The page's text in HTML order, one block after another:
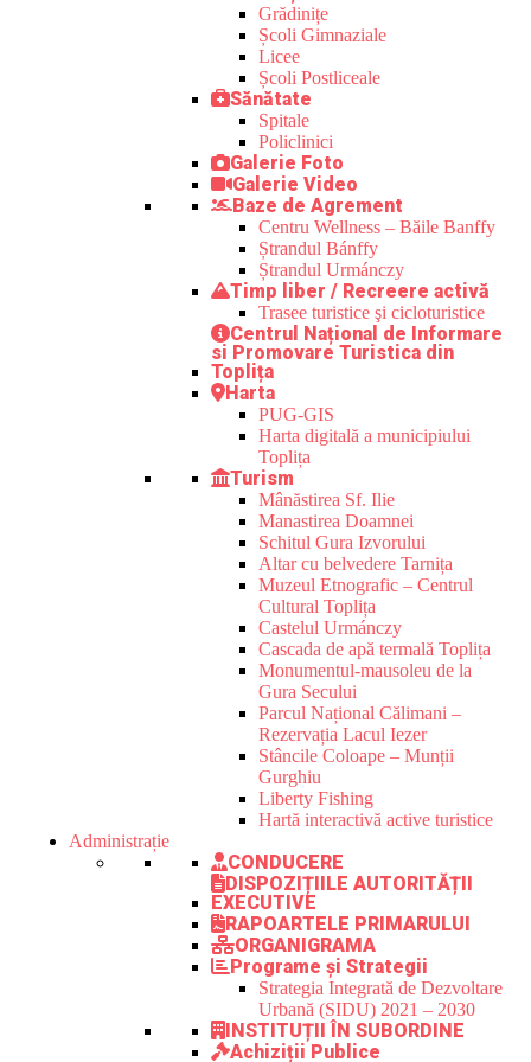
Grădinițe
Școli Gimnaziale
Licee
Școli Postliceale
Sănătate
Spitale
Policlinici
Galerie Foto
Galerie Video
Baze de Agrement
Centru Wellness – Băile Banffy
Ștrandul Bánffy
Ștrandul Urmánczy
Timp liber / Recreere activă
Trasee turistice şi cicloturistice
Centrul Național de Informare
si Promovare Turistica din
Toplița
Harta
PUG-GIS
Harta digitală a municipiului
Toplița
Turism
Mânăstirea Sf. Ilie
Manastirea Doamnei
Schitul Gura Izvorului
Altar cu belvedere Tarnița
Muzeul Etnografic – Centrul
Cultural Toplița
Castelul Urmánczy
Cascada de apă termală Toplița
Monumentul-mausoleu de la
Gura Secului
Parcul Național Călimani –
Rezervația Lacul Iezer
Stâncile Coloape – Munții
Gurghiu
Liberty Fishing
Hartă interactivă active turistice
Administrație
CONDUCERE
DISPOZIȚIILE AUTORITĂȚII
EXECUTIVE
RAPOARTELE PRIMARULUI
ORGANIGRAMA
Programe și Strategii
Strategia Integrată de Dezvoltare
Urbană (SIDU) 2021 – 2030
INSTITUȚII ÎN SUBORDINE
Achiziții Publice